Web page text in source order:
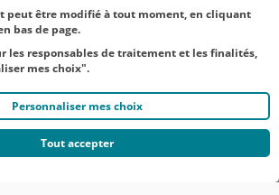
peut être modifié à tout moment, en cliquant
bas de page.
les responsables de traitement et les finalités,
mes choix".
Personnaliser mes choix
Tout accepter